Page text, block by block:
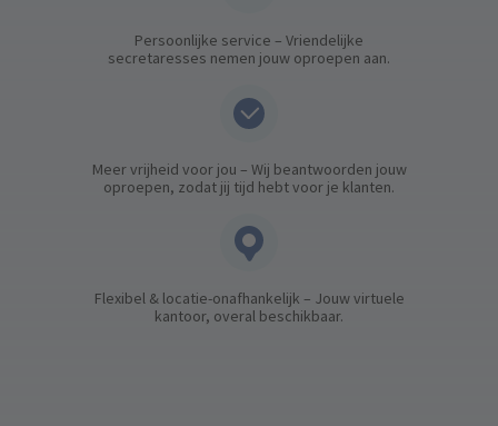
Persoonlijke service – Vriendelijke
secretaresses nemen jouw oproepen aan.
Meer vrijheid voor jou – Wij beantwoorden jouw
oproepen, zodat jij tijd hebt voor je klanten.
Flexibel & locatie-onafhankelijk – Jouw virtuele
kantoor, overal beschikbaar.